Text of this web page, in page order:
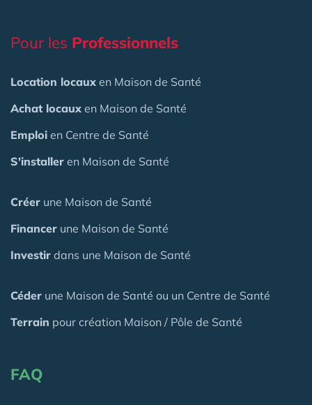
Pour les Professionnels
Location locaux en Maison de Santé
Achat locaux en Maison de Santé
Emploi en Centre de Santé
S'installer en Maison de Santé
Créer une Maison de Santé
Financer une Maison de Santé
Investir dans une Maison de Santé
Céder une Maison de Santé ou un Centre de Santé
Terrain pour création Maison / Pôle de Santé
FAQ